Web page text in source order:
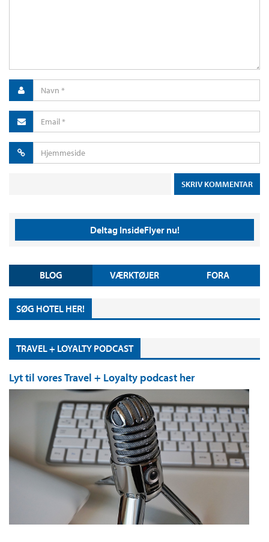
Deltag InsideFlyer nu!
BLOG VÆRKTØJER FORA
SØG HOTEL HER!
TRAVEL + LOYALTY PODCAST
Lyt til vores Travel + Loyalty podcast her